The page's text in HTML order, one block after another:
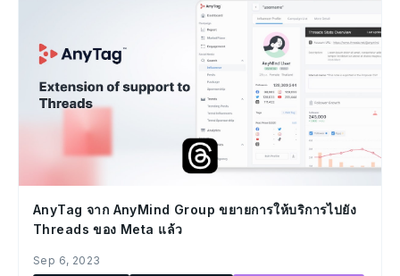
AnyTag จาก AnyMind Group ขยายการให้บริการไปยัง
Threads ของ Meta แล้ว
Sep 6, 2023